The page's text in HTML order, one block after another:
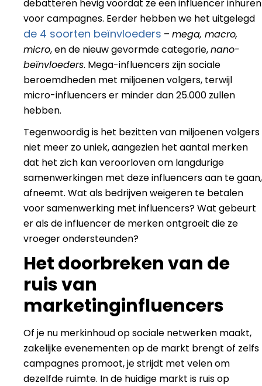
debatteren hevig voordat ze een influencer inhuren
voor campagnes. Eerder hebben we het uitgelegd
de 4 soorten beïnvloeders – mega, macro,
micro, en de nieuw gevormde categorie,nano-
beïnvloeders. Mega-influencers zijn sociale
beroemdheden met miljoenen volgers, terwijl
micro-influencers er minder dan 25.000 zullen
hebben.
Tegenwoordig is het bezitten van miljoenen volgers
niet meer zo uniek, aangezien het aantal merken
dat het zich kan veroorloven om langdurige
samenwerkingen met deze influencers aan te gaan,
afneemt. Wat als bedrijven weigeren te betalen
voor samenwerking met influencers? Wat gebeurt
er als de influencer de merken ontgroeit die ze
vroeger ondersteunden?
Het doorbreken van de
ruis van
marketinginfluencers
Of je nu merkinhoud op sociale netwerken maakt,
zakelijke evenementen op de markt brengt of zelfs
campagnes promoot, je strijdt met velen om
dezelfde ruimte. In de huidige markt is ruis op